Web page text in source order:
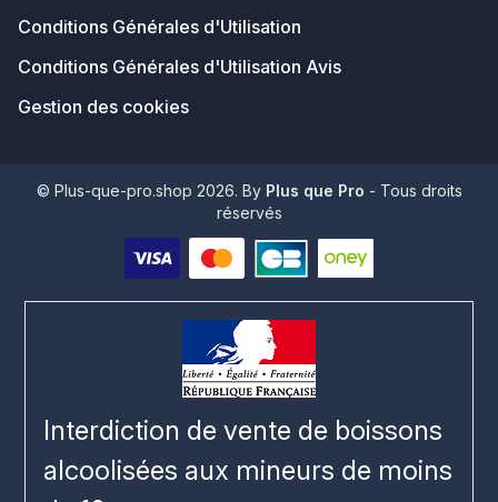
Conditions Générales d'Utilisation
Conditions Générales d'Utilisation Avis
Gestion des cookies
© Plus-que-pro.shop 2026. By Plus que Pro - Tous droits
réservés
Interdiction de vente de boissons
alcoolisées aux mineurs de moins